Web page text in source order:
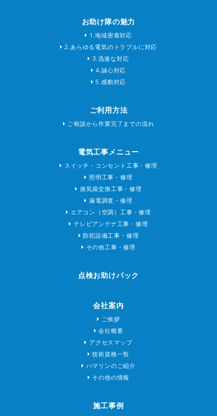
お助け隊の魅力
1.地域密着対応
2.あらゆる電気のトラブルに対応
3.迅速な対応
4.誠心対応
5.感動対応
ご利用方法
ご相談から作業完了までの流れ
電気工事メニュー
スイッチ・コンセント工事・修理
照明工事・修理
換気扇交換工事・修理
漏電調査・修理
エアコン（空調）工事・修理
テレビアンテナ工事・修理
防犯設備工事・修理
その他工事・修理
点検お助けパック
会社案内
ご挨拶
会社概要
アクセスマップ
技術資格一覧
ハマリンのご紹介
その他の情報
施工事例